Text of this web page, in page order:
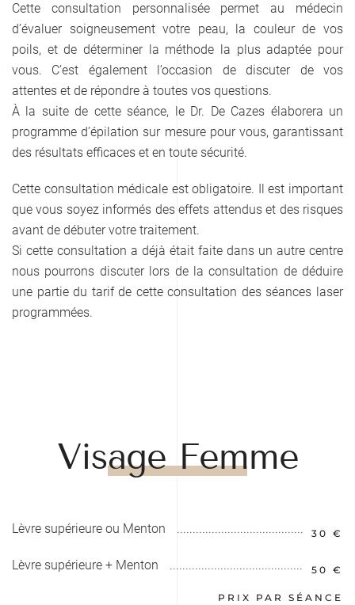
Cette consultation personnalisée permet au médecin
d’évaluer soigneusement votre peau, la couleur de vos
poils, et de déterminer la méthode la plus adaptée pour
vous. C’est également l’occasion de discuter de vos
attentes et de répondre à toutes vos questions.
À la suite de cette séance, le Dr. De Cazes élaborera un
programme d’épilation sur mesure pour vous, garantissant
des résultats efficaces et en toute sécurité.
Cette consultation médicale est obligatoire. Il est important
que vous soyez informés des effets attendus et des risques
avant de débuter votre traitement.
Si cette consultation a déjà était faite dans un autre centre
nous pourrons discuter lors de la consultation de déduire
une partie du tarif de cette consultation des séances laser
programmées.
Visage Femme
Lèvre supérieure ou Menton 30 €
Lèvre supérieure + Menton 50 €
PRIX PAR SÉANCE